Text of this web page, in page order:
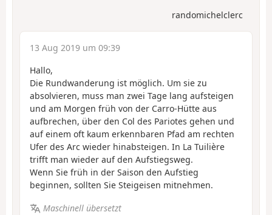
randomichelclerc
13 Aug 2019 um 09:39
Hallo,
Die Rundwanderung ist möglich. Um sie zu
absolvieren, muss man zwei Tage lang aufsteigen
und am Morgen früh von der Carro-Hütte aus
aufbrechen, über den Col des Pariotes gehen und
auf einem oft kaum erkennbaren Pfad am rechten
Ufer des Arc wieder hinabsteigen. In La Tuilière
trifft man wieder auf den Aufstiegsweg.
Wenn Sie früh in der Saison den Aufstieg
beginnen, sollten Sie Steigeisen mitnehmen.
Maschinell übersetzt